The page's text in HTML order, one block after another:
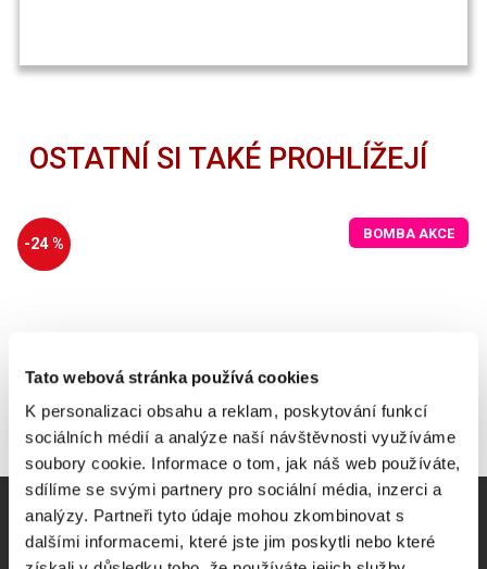
Tato webová stránka používá cookies
K personalizaci obsahu a reklam, poskytování funkcí
sociálních médií a analýze naší návštěvnosti využíváme
soubory cookie. Informace o tom, jak náš web používáte,
sdílíme se svými partnery pro sociální média, inzerci a
analýzy. Partneři tyto údaje mohou zkombinovat s
dalšími informacemi, které jste jim poskytli nebo které
OSTATNÍ SI TAKÉ PROHLÍŽEJÍ
-24 %
BOMBA AKCE